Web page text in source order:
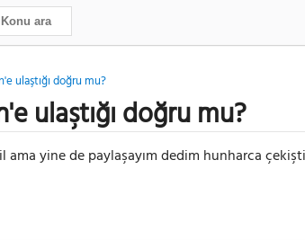
ulaştığı doğru mu?
ulaştığı doğru mu?
ama yine de paylaşayım dedim hunharca